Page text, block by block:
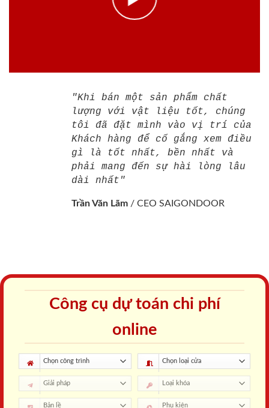
"Khi bán một sản phẩm chất
lượng với vật liệu tốt, chúng
tôi đã đặt mình vào vị trí của
Khách hàng để cố gắng xem điều
gì là tốt nhất, bền nhất và
phải mang đến sự hài lòng lâu
dài nhất"
Trần Văn Lãm / CEO SAIGONDOOR
Công cụ dự toán chi phí
online